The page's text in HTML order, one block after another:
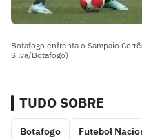
Botafogo enfrenta o Sampaio
Silva/Botafogo)
TUDO SOBRE
Botafogo Futebol